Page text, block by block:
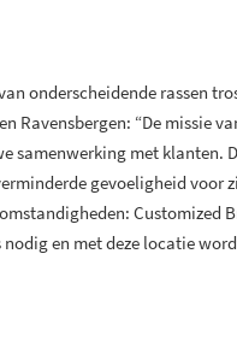
onderscheidende rassen
Ravensbergen: “De missie
samenwerking met klanten.
gevoeligheid voor
Customized
en met deze locatie